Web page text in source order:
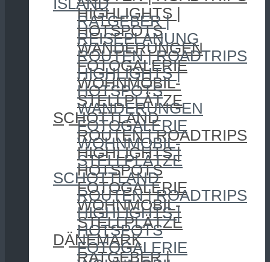
HIGHLIGHTS |
HOTSPOTS
WANDERUNGEN
FOTOGALERIE
WOHNMOBIL-
STELLPLÄTZE
SCHOTTLAND
ROUTEN | ROADTRIPS
HIGHLIGHTS |
HOTSPOTS
FOTOGALERIE
WOHNMOBIL-
STELLPLÄTZE
DÄNEMARK
RATGEBER |
ISLAND
RATGEBER |
REISEPLANUNG
ROUTEN | ROADTRIPS
HIGHLIGHTS |
HOTSPOTS
WANDERUNGEN
FOTOGALERIE
WOHNMOBIL-
STELLPLÄTZE
SCHOTTLAND
ROUTEN | ROADTRIPS
HIGHLIGHTS |
HOTSPOTS
FOTOGALERIE